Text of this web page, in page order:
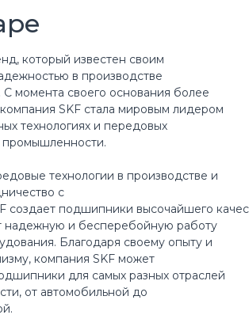
который известен своим
в производстве
момента своего основания более
компания SKF стала мировым лидером
технологиях и передовых
технологии в производстве и
с
создает подшипники высочайшего
надежную и бесперебойную работу
Благодаря своему опыту и
компания SKF может
для самых разных отраслей
от автомобильной до